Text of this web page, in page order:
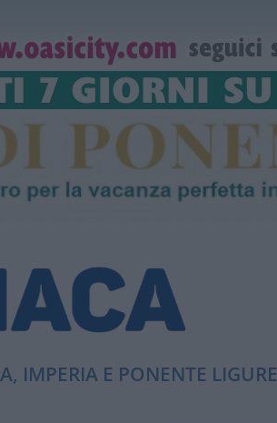
IMPERIA E PONENTE LIGURE